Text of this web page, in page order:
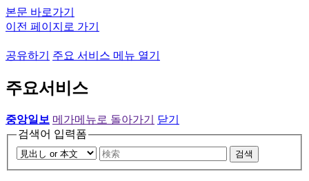
본문 바로가기
이전 페이지로 가기
공유하기 주요 서비스 메뉴 열기
주요서비스
중앙일보 메가메뉴로 돌아가기
닫기
검색어 입력폼
검색